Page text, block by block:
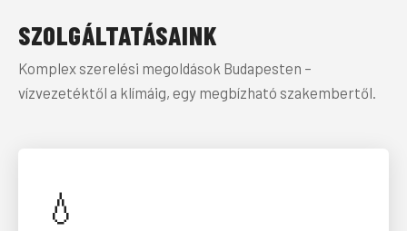
SZOLGÁLTATÁSAINK
Komplex szerelési megoldások Budapesten –
vízvezetéktől a klímáig, egy megbízható szakembertől.
💧